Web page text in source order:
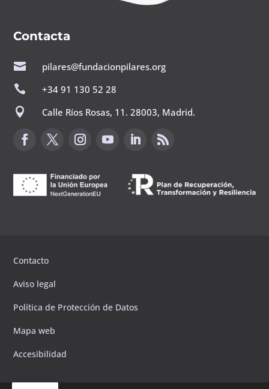
Contacta

pilares@fundacionpilares.org

+34 91 130 52 28

Calle Ríos Rosas, 11. 28003, Madrid.
Contacto
Aviso legal
Política de Protección de Datos
Mapa web
Accesibilidad